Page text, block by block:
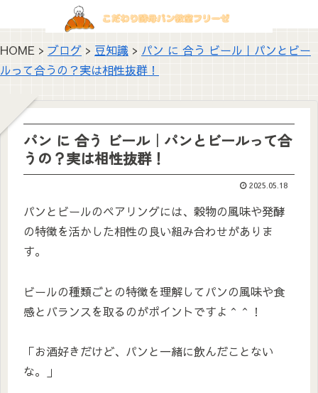
HOME > ブログ > 豆知識 > パン に 合う ビール｜パンとビー
ルって合うの？実は相性抜群！
パン に 合う ビール｜パンとビールって合
うの？実は相性抜群！
2025.05.18
パンとビールのペアリングには、穀物の風味や発酵
の特徴を活かした相性の良い組み合わせがありま
す。
ビールの種類ごとの特徴を理解してパンの風味や食
感とバランスを取るのがポイントですよ＾＾！
「お酒好きだけど、パンと一緒に飲んだことない
な。」